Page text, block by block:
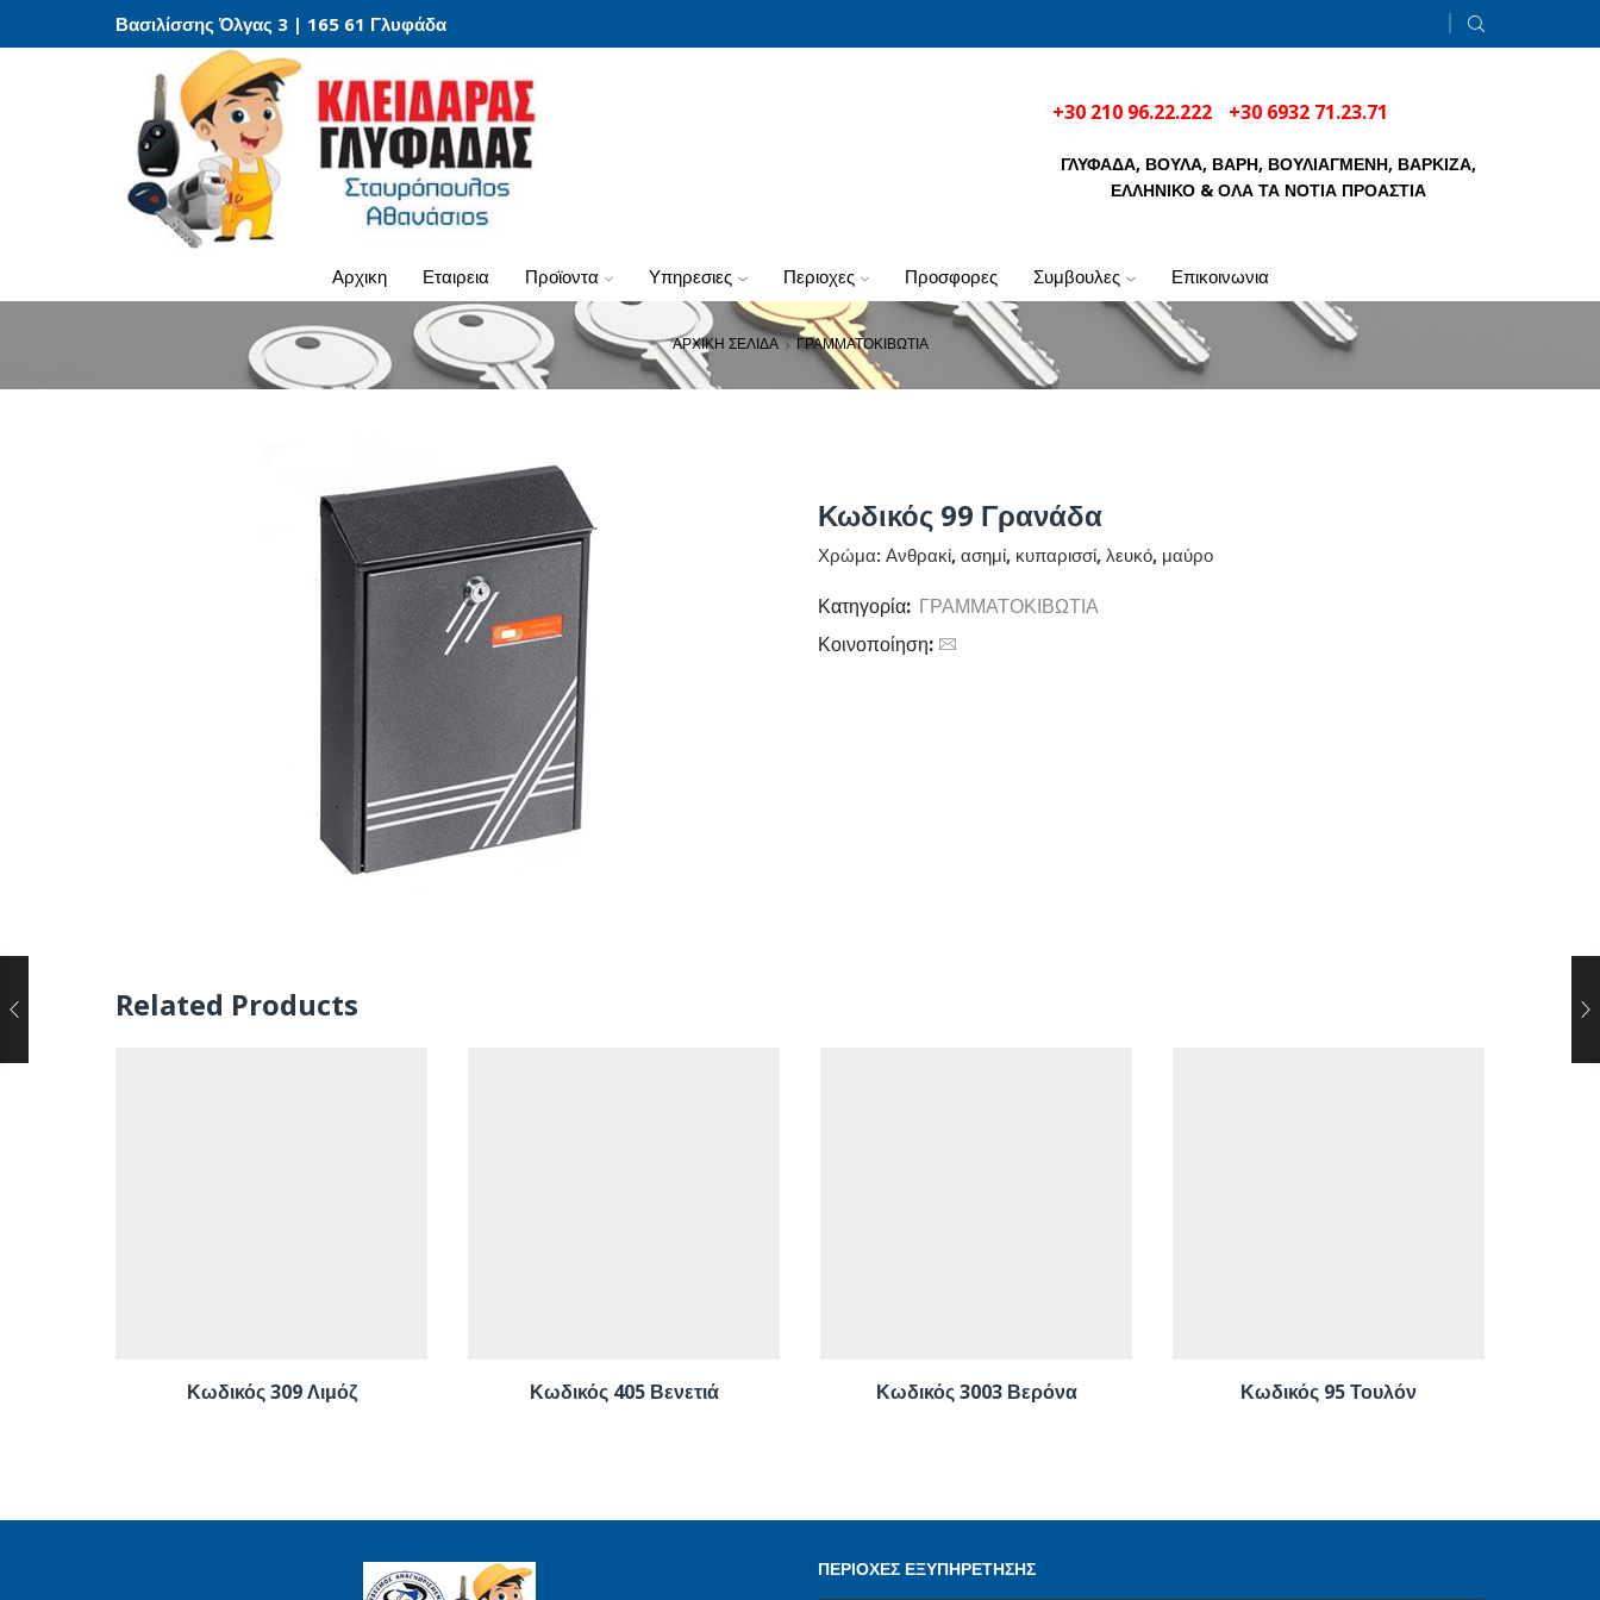
Βασιλίσσης Όλγας 3 | 165 61 Γλυφάδα
+30 210 96.22.222 +30 6932 71.23.71
ΓΛΥΦΑΔΑ, ΒΟΥΛΑ, ΒΑΡΗ, ΒΟΥΛΙΑΓΜΕΝΗ, ΒΑΡΚΙΖΑ,
ΕΛΛΗΝΙΚΟ & ΟΛΑ ΤΑ ΝΟΤΙΑ ΠΡΟΑΣΤΙΑ
αρχικη εταιρεια προϊοντα υπηρεσιες περιοχες προσφορες συμβουλες επικοινωνια
ΑΡΧΙΚΗ ΣΕΛΙΔΑ ΓΡΑΜΜΑΤΟΚΙΒΩΤΙΑ
Κωδικός 99 Γρανάδα
Χρώμα: Ανθρακί, ασημί, κυπαρισσί, λευκό, μαύρο
Κατηγορία: ΓΡΑΜΜΑΤΟΚΙΒΩΤΙΑ
Κοινοποίηση:
Related Products
Κωδικός 309 Λιμόζ Κωδικός 405 Βενετιά Κωδικός 3003 Βερόνα Κωδικός 95 Τουλόν
ΠΕΡΙΟΧΕΣ ΕΞΥΠΗΡΕΤΗΣΗΣ